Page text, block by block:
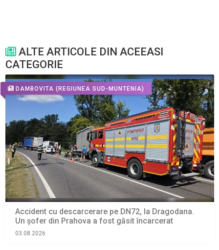
ALTE ARTICOLE DIN ACEEASI
CATEGORIE
DAMBOVITA (REGIUNEA SUD-MUNTENIA)
Accident cu descarcerare pe DN72, la Dragodana.
Un șofer din Prahova a fost găsit încarcerat
03.08.2026